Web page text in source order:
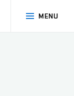
MENU